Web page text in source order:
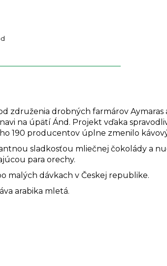
združenia drobných farmárov
na úpätí Ánd. Projekt vďaka
190 producentov úplne zmenilo
sladkosťou mliečnej čokolády a
para orechy.
malých dávkach v Českej republike.
arabika mletá.